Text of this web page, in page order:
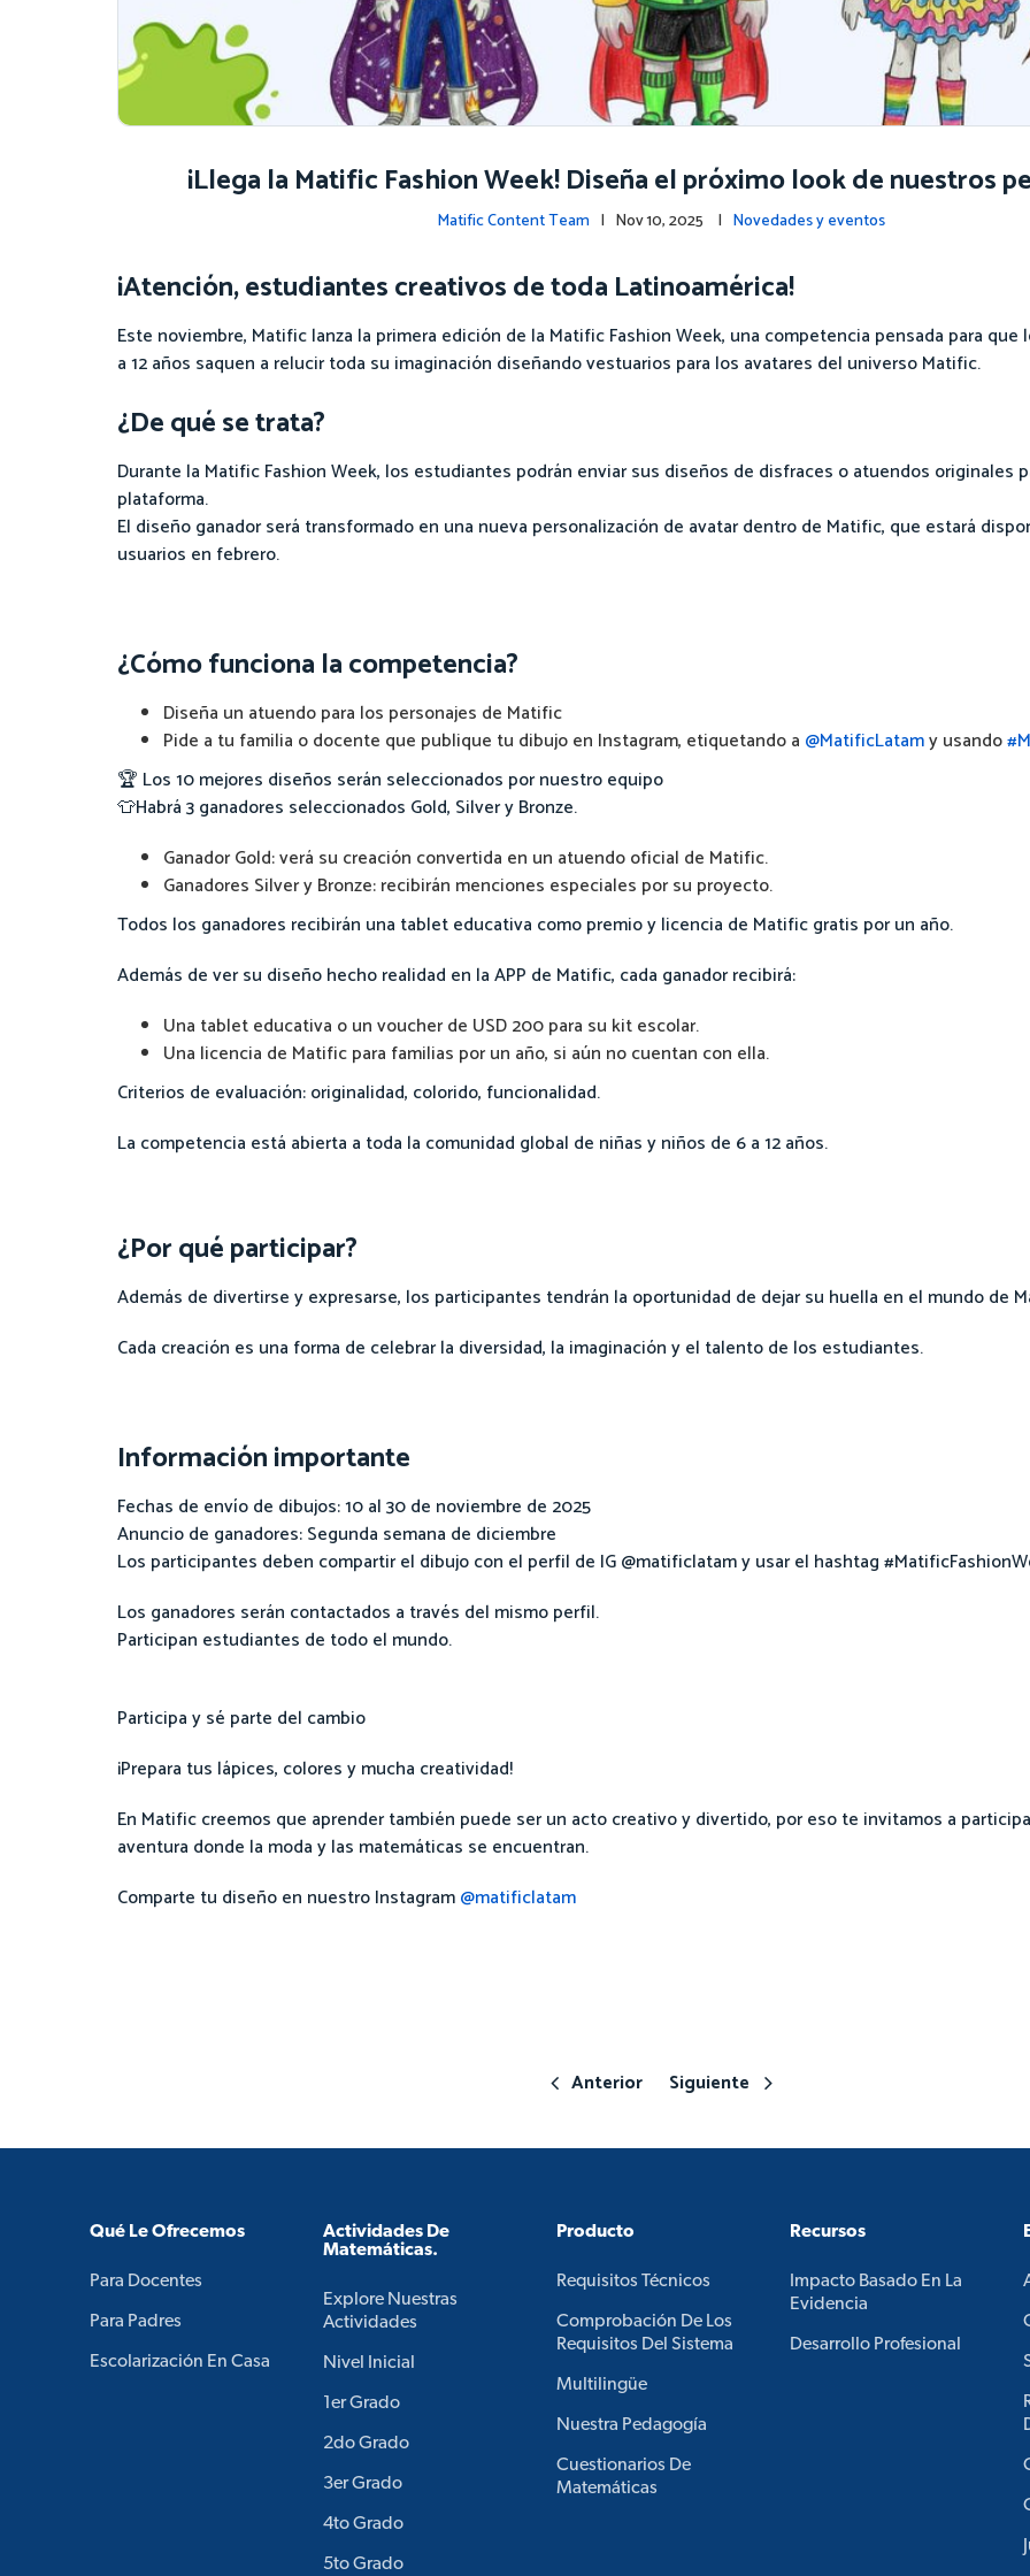
¡Llega la Matific Fashion Week! Diseña el próximo look de nuestros
Matific Content Team | Nov 10, 2025 | Novedades y eventos
¡Atención, estudiantes creativos de toda Latinoamérica!
Este noviembre, Matific lanza la primera edición de la Matific Fashion Week, una competencia pensada para
a 12 años saquen a relucir toda su imaginación diseñando vestuarios para los avatares del universo Matific.
¿De qué se trata?
Durante la Matific Fashion Week, los estudiantes podrán enviar sus diseños de disfraces o atuendos originales
plataforma.
El diseño ganador será transformado en una nueva personalización de avatar dentro de Matific, que estará
usuarios en febrero.
¿Cómo funciona la competencia?
Diseña un atuendo para los personajes de Matific
Pide a tu familia o docente que publique tu dibujo en Instagram, etiquetando a @MatificLatamy usando
🏆 Los 10 mejores diseños serán seleccionados por nuestro equipo
👕Habrá 3 ganadores seleccionados Gold, Silver y Bronze.
Ganador Gold: verá su creación convertida en un atuendo oficial de Matific.
Ganadores Silver y Bronze: recibirán menciones especiales por su proyecto.
Todos los ganadores recibirán una tablet educativa como premio y licencia de Matific gratis por un año.
Además de ver su diseño hecho realidad en la APP de Matific, cada ganador recibirá:
Una tablet educativa o un voucher de USD 200 para su kit escolar.
Una licencia de Matific para familias por un año, si aún no cuentan con ella.
Criterios de evaluación: originalidad, colorido, funcionalidad.
La competencia está abierta a toda la comunidad global de niñas y niños de 6 a 12 años.
¿Por qué participar?
Además de divertirse y expresarse, los participantes tendrán la oportunidad de dejar su huella en el mundo de
Cada creación es una forma de celebrar la diversidad, la imaginación y el talento de los estudiantes.
Información importante
Fechas de envío de dibujos: 10 al 30 de noviembre de 2025
Anuncio de ganadores: Segunda semana de diciembre
Los participantes deben compartir el dibujo con el perfil de IG @matificlatam y usar el hashtag
Los ganadores serán contactados a través del mismo perfil.
Participan estudiantes de todo el mundo.
Participa y sé parte del cambio
¡Prepara tus lápices, colores y mucha creatividad!
En Matific creemos que aprender también puede ser un acto creativo y divertido, por eso te invitamos a
aventura donde la moda y las matemáticas se encuentran.
Comparte tu diseño en nuestro Instagram@matificlatam
Anterior Siguiente
Qué Le Ofrecemos
Para Docentes
Para Padres
Escolarización En Casa
Actividades De
Matemáticas.
Explore Nuestras
Actividades
Nivel Inicial
1er Grado
2do Grado
3er Grado
4to Grado
5to Grado
Producto
Requisitos Técnicos
Comprobación De Los
Requisitos Del Sistema
Multilingüe
Nuestra Pedagogía
Cuestionarios De
Matemáticas
Recursos
Impacto Basado En La
Evidencia
Desarrollo Profesional